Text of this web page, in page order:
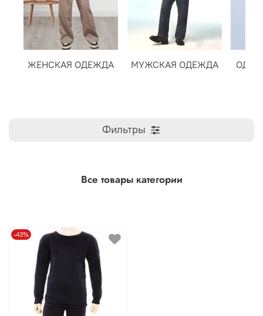
ЖЕНСКАЯ ОДЕЖДА МУЖСКАЯ ОДЕЖДА
Фильтры
Все товары категории
-43%